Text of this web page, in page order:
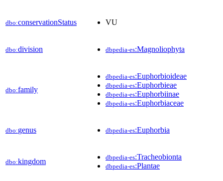
dbo:conservationStatus VU
dbo:division dbpedia-es:Magnoliophyta
dbo:family
dbpedia-es:Euphorbioideae
dbpedia-es:Euphorbieae
dbpedia-es:Euphorbiinae
dbpedia-es:Euphorbiaceae
dbo:genus dbpedia-es:Euphorbia
dbo:kingdom dbpedia-es:Tracheobionta
dbpedia-es:Plantae